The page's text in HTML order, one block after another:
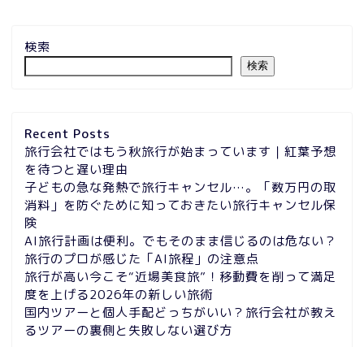
検索
検索
Recent Posts
旅行会社ではもう秋旅行が始まっています｜紅葉予想
を待つと遅い理由
子どもの急な発熱で旅行キャンセル…。「数万円の取
消料」を防ぐために知っておきたい旅行キャンセル保
険
AI旅行計画は便利。でもそのまま信じるのは危ない？
旅行のプロが感じた「AI旅程」の注意点
旅行が高い今こそ“近場美食旅”！移動費を削って満足
度を上げる2026年の新しい旅術
国内ツアーと個人手配どっちがいい？旅行会社が教え
るツアーの裏側と失敗しない選び方